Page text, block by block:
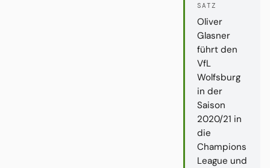
SATZ
Oliver
Glasner
führt den
VfL
Wolfsburg
in der
Saison
2020/21 in
die
Champions
League und